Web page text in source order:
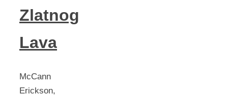
Zlatnog
Lava
McCann
Erickson,